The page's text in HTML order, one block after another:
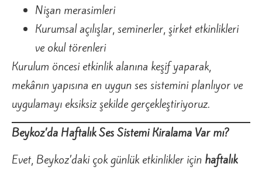
Nişan merasimleri
Kurumsal açılışlar, seminerler, şirket etkinlikleri
ve okul törenleri
Kurulum öncesi etkinlik alanına keşif yaparak,
mekânın yapısına en uygun ses sistemini planlıyor ve
uygulamayı eksiksiz şekilde gerçekleştiriyoruz.
Beykoz’da Haftalık Ses Sistemi Kiralama Var mı?
Evet, Beykoz’daki çok günlük etkinlikler için haftalık